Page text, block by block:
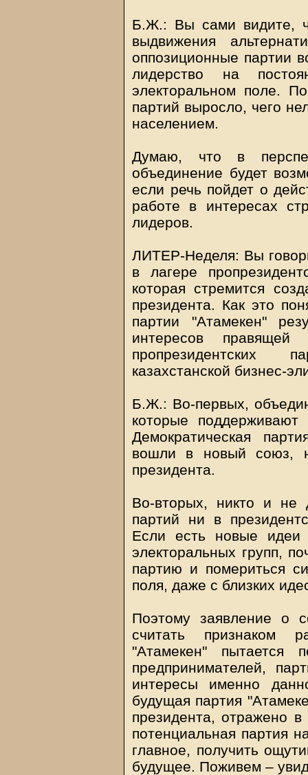
Б.Ж.: Вы сами видите,
выдвижения
оппозиционные партии
лидерство на
электоральном поле.
партий выросло, чего
населением.
Думаю, что в
объединение будет
если речь пойдет о
работе в интересах
лидеров.
ЛИТЕР-Неделя: Вы
в лагере
которая стремится
президента. Как это
партии "Атамекен"
интересов
пропрезидентских
казахстанской бизнес-
Б.Ж.: Во-первых,
которые
Демократическая
вошли в новый союз,
президента.
Во-вторых, никто и не
партий ни в
Если есть новые идеи
электоральных групп,
партию и помериться
поля, даже с близких
Поэтому заявление о
считать признаком
"Атамекен" пытается
предпринимателей,
интересы именно
будущая партия
президента, отражено
потенциальная партия
главное, получить
будущее. Поживем –